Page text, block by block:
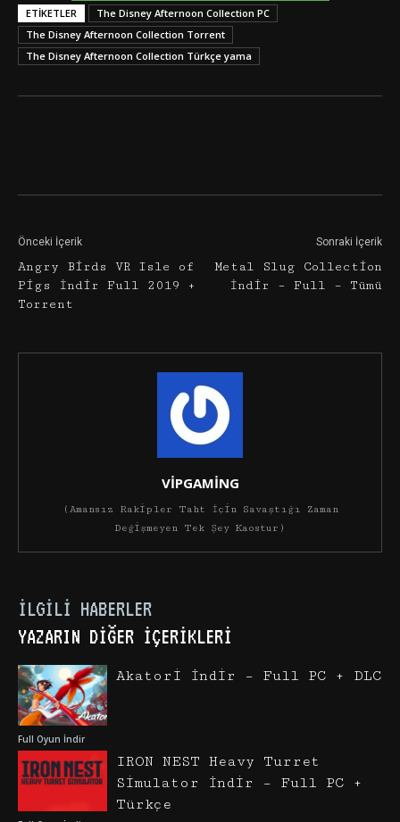
ETIKETLER
The Disney Afternoon Collection PC
The Disney Afternoon Collection Torrent
The Disney Afternoon Collection Türkçe yama
Önceki İçerik
Angry Birds VR Isle of
Pigs İndir Full 2019 +
Torrent
Sonraki İçerik
Metal Slug Collection
İndir – Full – Tümü
VİPGAMİNG
(Amansız Rakipler Taht İçin Savaştığı Zaman
Değişmeyen Tek Şey Kaostur)
İLGILI HABERLER
YAZARIN DIĞER İÇERIKLERI
Full Oyun İndir
Akatori İndir – Full PC + DLC
IRON NEST Heavy Turret
Simulator İndir – Full PC +
Türkçe